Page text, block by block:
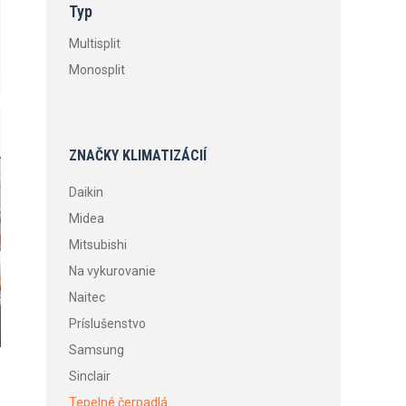
Typ
Multisplit
Monosplit
ZNAČKY KLIMATIZÁCIÍ
Daikin
Midea
Mitsubishi
Na vykurovanie
Naitec
Príslušenstvo
Samsung
Sinclair
Tepelné čerpadlá